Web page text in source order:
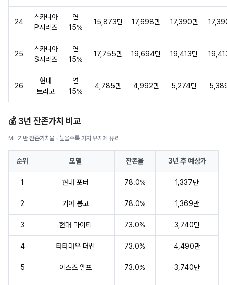
24
스카니아
P시리즈
연
15%
15,873만 17,698만 17,390만
25
스카니아
S시리즈
연
15%
17,755만 19,694만 19,413만
26
현대
트라고
연
15%
4,785만 4,992만 5,274만
💰 3년 잔존가치 비교
ML 기반 잔존가치율 · 높을수록 가치 유지에 유리
순위 모델 잔존율 3년 후 예상가
1 현대 포터 78.0% 1,337만
2 기아 봉고 78.0% 1,369만
3 현대 마이티 73.0% 3,740만
4 타타대우 더쎈 73.0% 4,490만
5 이스즈 엘프 73.0% 3,740만